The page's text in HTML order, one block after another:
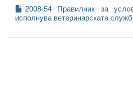
2008-54 Правилник за
исполнува ветеринарската